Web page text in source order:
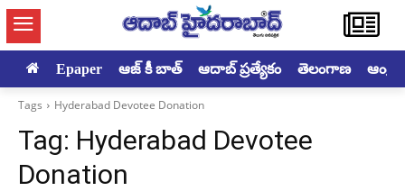
Epaper ఆజ్ కీ బాత్ ఆదాబ్ ప్రత్యేకం తెలంగాణ
Tags Hyderabad Devotee Donation
Tag: Hyderabad Devotee
Donation